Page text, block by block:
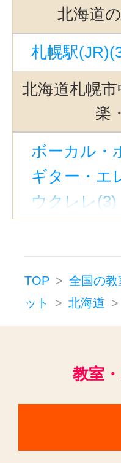
北海道
札幌駅
北海道札幌
楽
ボーカル・
ギター・エ
ウクレレ(3)
ジャズピア
ドラム(3)
オカリナ(1)
トロンボー
ゴスペル(1)
二胡(3)
三
音楽・楽器
TOP 全国の
ット
北海道
教室